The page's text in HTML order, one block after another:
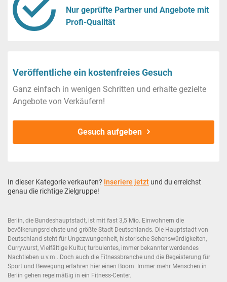
Nur geprüfte Partner und Angebote mit
Profi-Qualität
Veröffentliche ein kostenfreies Gesuch
Ganz einfach in wenigen Schritten und erhalte gezielte
Angebote von Verkäufern!
Gesuch aufgeben
In dieser Kategorie verkaufen? Inseriere jetzt und du erreichst
genau die richtige Zielgruppe!
Berlin, die Bundeshauptstadt, ist mit fast 3,5 Mio. Einwohnern die
bevölkerungsreichste und größte Stadt Deutschlands. Die Hauptstadt von
Deutschland steht für Ungezwungenheit, historische Sehenswürdigkeiten,
Currywurst, Vielfältige Kultur, turbulentes, immer bekannter werdendes
Nachtleben u.v.m.. Doch auch die Fitnessbranche und die Begeisterung für
Sport und Bewegung erfahren hier einen Boom. Immer mehr Menschen in
Berlin gehen regelmäßig in ein Fitness-Center.